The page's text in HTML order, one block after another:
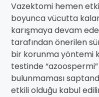
Vazektomi hemen
boyunca vücutta
karışmaya devam
tarafından önerilen
bir korunma yöntemi
testinde
bulunmaması
etkili olduğu kabul